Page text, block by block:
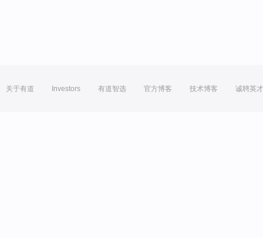
关于有道 Investors 有道智选 官方博客 技术博客 诚聘英才